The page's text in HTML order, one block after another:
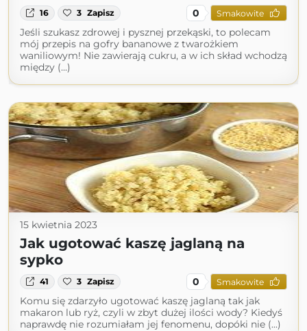
16 3 Zapisz 0 Smakowite
Jeśli szukasz zdrowej i pysznej przekąski, to polecam
mój przepis na gofry bananowe z twarożkiem
waniliowym! Nie zawierają cukru, a w ich skład wchodzą
między (...)
15 kwietnia 2023
Jak ugotować kaszę jaglaną na
sypko
41 3 Zapisz 0 Smakowite
Komu się zdarzyło ugotować kaszę jaglaną tak jak
makaron lub ryż, czyli w zbyt dużej ilości wody? Kiedyś
naprawdę nie rozumiałam jej fenomenu, dopóki nie (...)